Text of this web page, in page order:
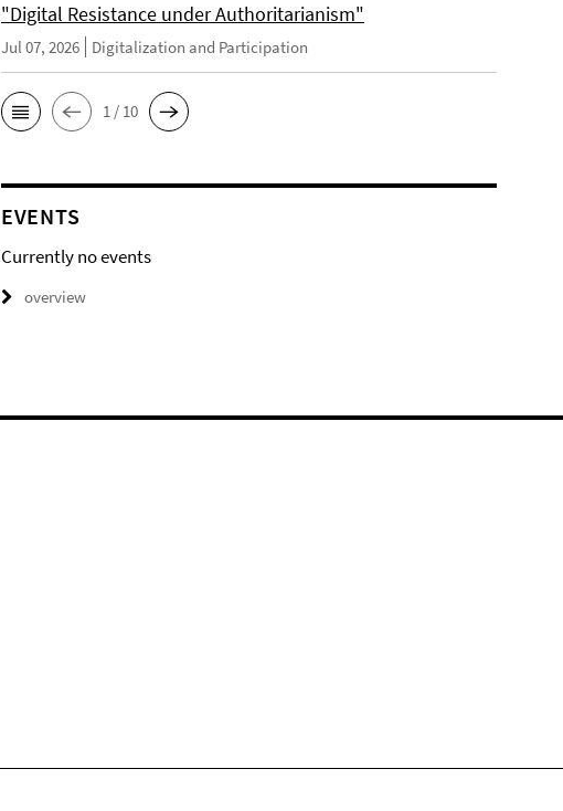
"Digital Resistance under Authoritarianism"
Jul 07, 2026 Digitalization and Participation
1 / 10
EVENTS
Currently no events
overview